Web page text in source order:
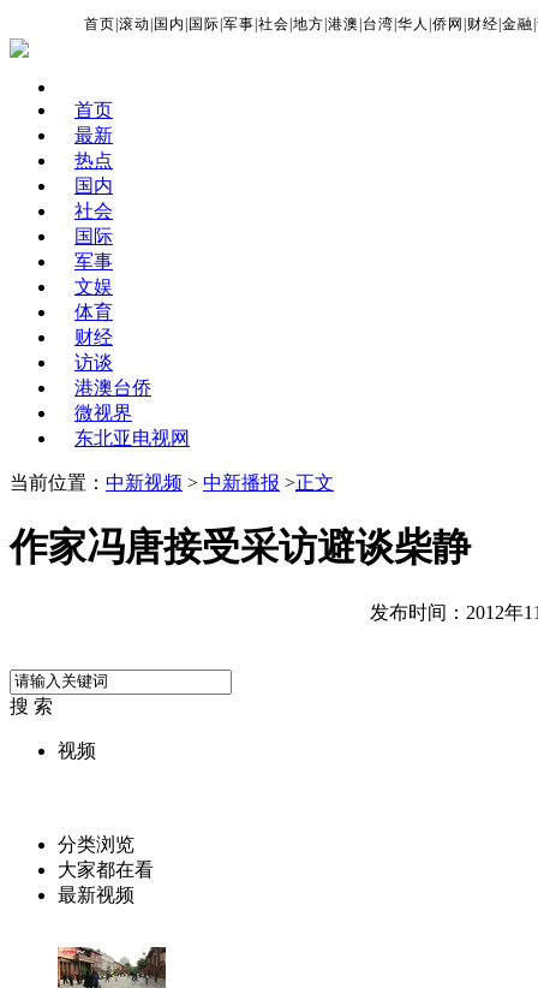
首页 |滚动 国内 国际 |军事 |社会 |地方 |港澳 台湾 |华人 |侨网 财经 |金融 |
首页
最新
热点
国内
社会
国际
军事
文娱
体育
财经
访谈
港澳台侨
微视界
东北亚电视网
当前位置： 中新视频 > 中新播报 >正文
作家冯唐接受采访避谈柴静
发布时间：2012年
搜 索
视频
分类浏览
大家都在看
最新视频